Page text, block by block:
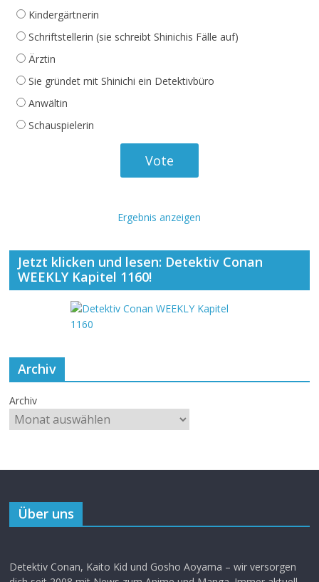
Kindergärtnerin
Schriftstellerin (sie schreibt Shinichis Fälle auf)
Ärztin
Sie gründet mit Shinichi ein Detektivbüro
Anwältin
Schauspielerin
Ergebnis anzeigen
Jetzt klicken und lesen: Detektiv Conan
WEEKLY Kapitel 1160!
Archiv
Archiv
Über uns
Detektiv Conan, Kaito Kid und Gosho Aoyama – wir versorgen